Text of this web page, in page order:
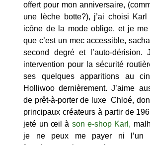
offert pour mon anniversaire,
une lèche botte?), j’ai choisi
icône de la mode oblige, et je
que c’est un mec accessible,
second degré et l’auto-dérision.
intervention pour la sécurité
ses quelques apparitions au
Holliwoo dernièrement. J’aime
de prêt-à-porter de luxe Chloé,
principaux créateurs à partir de
jeté un œil à son e-shop Karl,
je ne peux me payer ni l’un